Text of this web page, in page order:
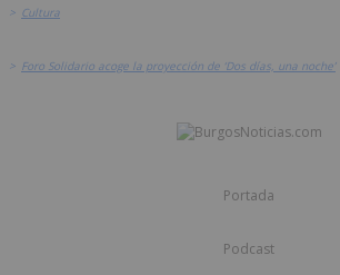
> Cultura
> Foro Solidario acoge la proyección de ‘Dos días, una noche’
Portada
Podcast